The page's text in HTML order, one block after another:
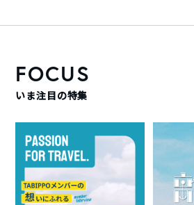
FOCUS
いま注目の特集